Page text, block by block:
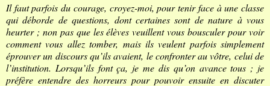
Il faut parfois du courage, croyez-moi, pour tenir face à une classe
qui déborde de questions, dont certaines sont de nature à vous
heurter ; non pas que les élèves veuillent vous bousculer pour voir
comment vous allez tomber, mais ils veulent parfois simplement
éprouver un discours qu’ils avaient, le confronter au vôtre, celui de
l’institution. Lorsqu’ils font ça, je me dis qu’on avance tous ; je
préfère entendre des horreurs pour pouvoir ensuite en discuter